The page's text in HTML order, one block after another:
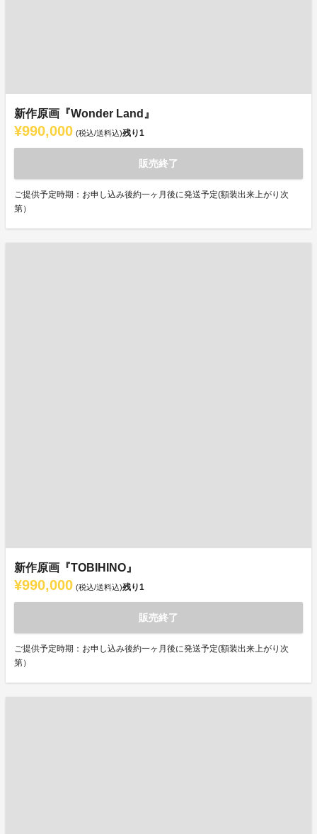
新作原画『Wonder Land』
¥990,000 (税込/送料込)残り1
販売終了
ご提供予定時期：お申し込み後約一ヶ月後に発送予定(額装出来上がり次
第）
新作原画『TOBIHINO』
¥990,000 (税込/送料込)残り1
販売終了
ご提供予定時期：お申し込み後約一ヶ月後に発送予定(額装出来上がり次
第）